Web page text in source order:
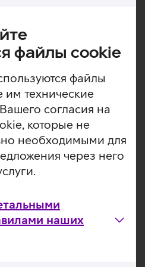
файлы cookie
файлы
технические
согласия на
которые не
необходимыми для
через него
наших
интеллектуальные
улучшение
шума в видео. 16 ГБ
диск емкостью 512 ГБ дают
видео и множества
под управлением
Sequoia.
большую
в себе процессор,
другое.
Center Stage
в кадре во время
Вы двигаетесь или рядом